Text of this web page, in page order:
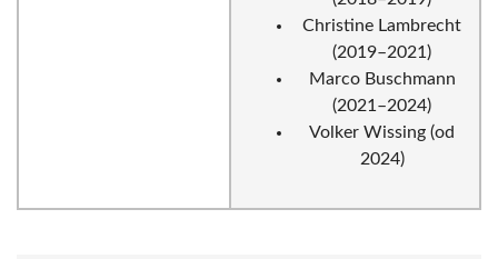
Christine Lambrecht
(2019–2021)
Marco Buschmann
(2021–2024)
Volker Wissing (od
2024)